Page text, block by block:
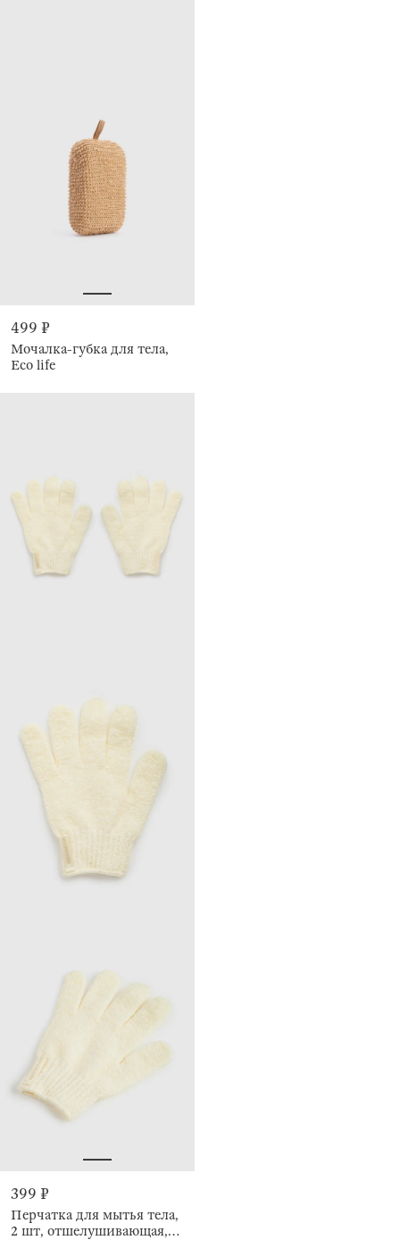
499 ₽
Мочалка-губка для тела,
Eco life
399 ₽
Перчатка для мытья тела,
2 шт, отшелушивающая,